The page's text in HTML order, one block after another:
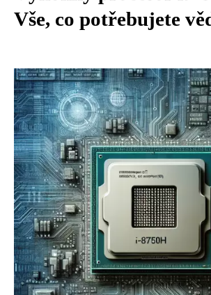
Vše, co potřebujete